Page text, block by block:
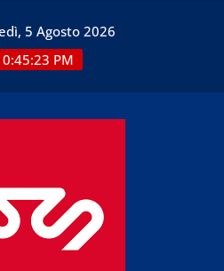
5 Agosto 2026
PM